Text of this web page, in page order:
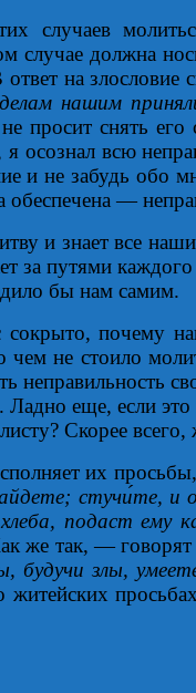
случаев
случае должна
на злословие
нашим
просит снять его
осознал всю
и не забудь обо
обеспечена —
и знает все
за путями
бы нам самим.
почему
чем не стоило
неправильность
Ладно еще, если
Скорее
их
стучи́те, и
подаст
же так, — говорят
будучи злы,
житейских